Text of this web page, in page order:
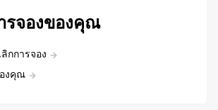
รจองของคุณ
กการจอง
งคุณ